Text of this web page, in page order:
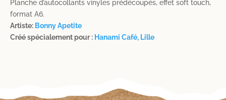
Planche
Stickers
format
Planche d’autocollants vinyles prédécoupés, effet soft touch,
format A6.
Artiste: Bonny Apetite
Créé spécialement pour : Hanami Café, Lille